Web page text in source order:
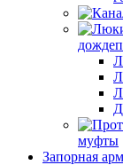
муфты
Запорная